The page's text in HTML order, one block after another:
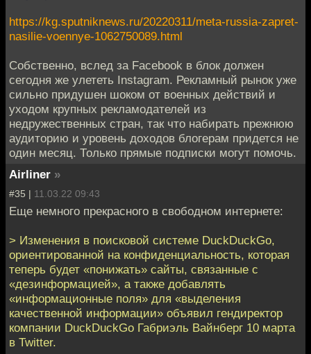
https://kg.sputniknews.ru/20220311/meta-russia-zapret-
nasilie-voennye-1062750089.html
Собственно, вслед за Facebook в блок должен
сегодня же улететь Instagram. Рекламный рынок уже
сильно придушен шоком от военных действий и
уходом крупных рекламодателей из
недружественных стран, так что набирать прежнюю
аудиторию и уровень доходов блогерам придется не
один месяц. Только прямые подписки могут помочь.
Airliner »
#35 | 11.03.22 09:43
Еще немного прекрасного в свободном интернете:
> Изменения в поисковой системе DuckDuckGo,
ориентированной на конфиденциальность, которая
теперь будет «понижать» сайты, связанные с
«дезинформацией», а также добавлять
«информационные поля» для «выделения
качественной информации» объявил гендиректор
компании DuckDuckGo Габриэль Вайнберг 10 марта
в Twitter.